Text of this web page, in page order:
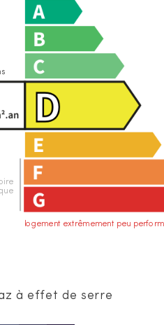
logement extrêmement peu
à effet de serre